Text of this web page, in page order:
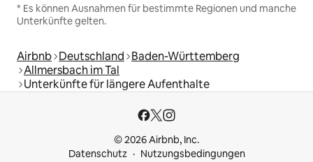
* Es können Ausnahmen für bestimmte Regionen und manche
Unterkünfte gelten.
Airbnb Deutschland Baden-Württemberg
Allmersbach im Tal
Unterkünfte für längere Aufenthalte
© 2026 Airbnb, Inc.
Datenschutz
Nutzungsbedingungen